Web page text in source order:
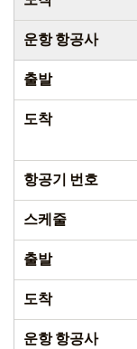
운항 항공사
출발
도착
항공기 번호
스케줄
출발
도착
운항 항공사